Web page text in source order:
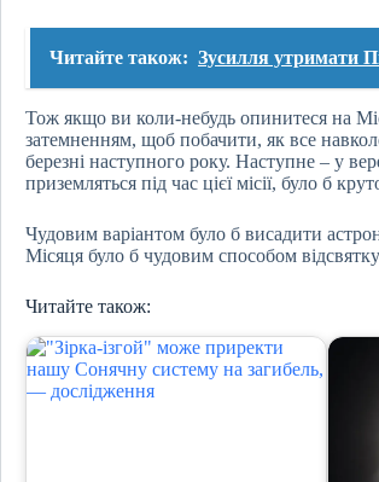
Читайте також: Зусилля утримати
Тож якщо ви коли-небудь опинитеся на
затемненням, щоб побачити, як все
березні наступного року. Наступне – у
приземляться під час цієї місії, було б
Чудовим варіантом було б висадити
Місяця було б чудовим способом
Читайте також: